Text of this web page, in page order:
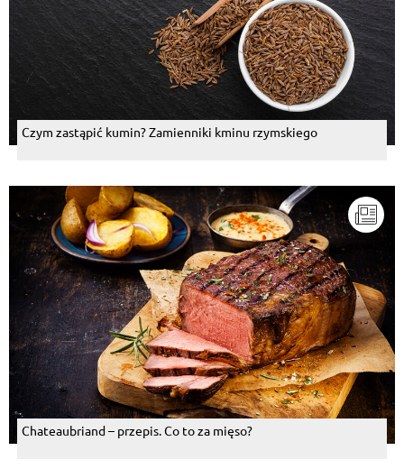
Czym zastąpić kumin? Zamienniki kminu rzymskiego
Chateaubriand – przepis. Co to za mięso?